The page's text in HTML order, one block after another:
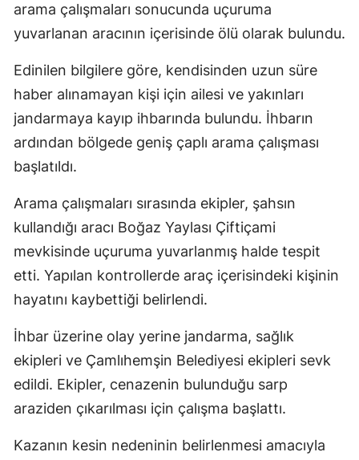
arama çalışmaları sonucunda uçuruma
yuvarlanan aracının içerisinde ölü olarak bulundu.
Edinilen bilgilere göre, kendisinden uzun süre
haber alınamayan kişi için ailesi ve yakınları
jandarmaya kayıp ihbarında bulundu. İhbarın
ardından bölgede geniş çaplı arama çalışması
başlatıldı.
Arama çalışmaları sırasında ekipler, şahsın
kullandığı aracı Boğaz Yaylası Çiftiçami
mevkisinde uçuruma yuvarlanmış halde tespit
etti. Yapılan kontrollerde araç içerisindeki kişinin
hayatını kaybettiği belirlendi.
İhbar üzerine olay yerine jandarma, sağlık
ekipleri ve Çamlıhemşin Belediyesi ekipleri sevk
edildi. Ekipler, cenazenin bulunduğu sarp
araziden çıkarılması için çalışma başlattı.
Kazanın kesin nedeninin belirlenmesi amacıyla